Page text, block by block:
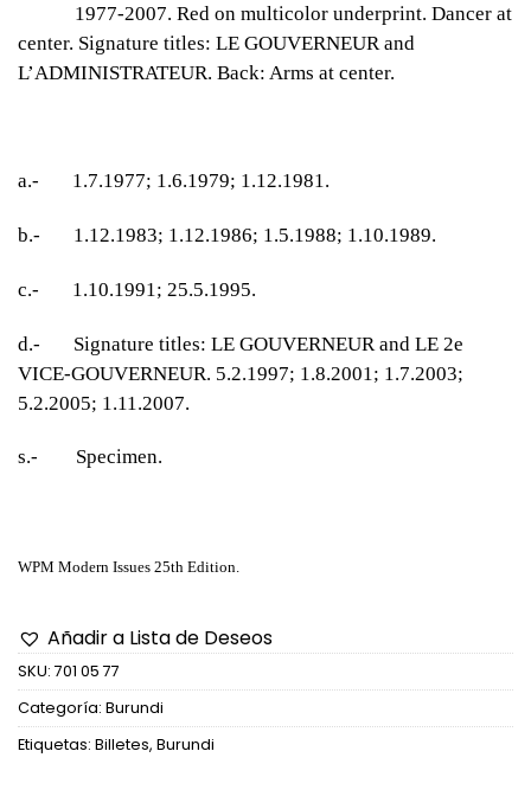
1977-2007. Red on multicolor underprint. Dancer at
center. Signature titles: LE GOUVERNEUR and
L’ADMINISTRATEUR. Back: Arms at center.
a.- 1.7.1977; 1.6.1979; 1.12.1981.
b.- 1.12.1983; 1.12.1986; 1.5.1988; 1.10.1989.
c.- 1.10.1991; 25.5.1995.
d.- Signature titles: LE GOUVERNEUR and LE 2e
VICE-GOUVERNEUR. 5.2.1997; 1.8.2001; 1.7.2003;
5.2.2005; 1.11.2007.
s.- Specimen.
WPM Modern Issues 25th Edition.
Añadir a Lista de Deseos
SKU: 701 05 77
Categoría: Burundi
Etiquetas: Billetes, Burundi